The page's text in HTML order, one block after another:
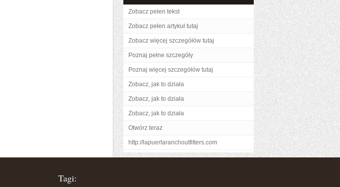
Zobacz pełen tekst
Zobacz pełen artykuł tutaj
Zobacz więcej szczegółów tutaj
Poznaj pełne szczegóły
Poznaj więcej szczegółów tutaj
Zobacz, jak to działa
Zobacz, jak to działa
Zobacz, jak to działa
Otwórz teraz
http://lapuertaranchoutfitters.com
Tagi: